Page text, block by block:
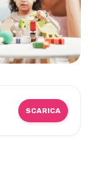
SCARICA